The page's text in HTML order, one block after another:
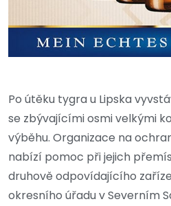
Po útěku tygra u Lipska
se zbývajícími osmi velkými
výběhu. Organizace na
nabízí pomoc při jejich
druhově odpovídajícího
okresního úřadu v Severním